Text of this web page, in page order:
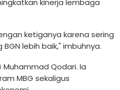
kinerja lembaga
ketiganya karena sering
lebih baik," imbuhnya.
Qodari. Ia
MBG sekaligus